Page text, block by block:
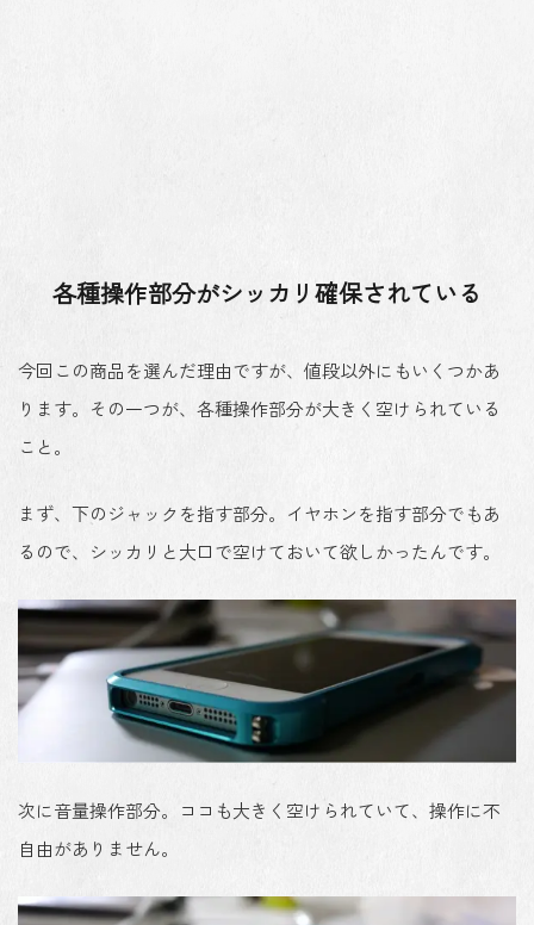
各種操作部分がシッカリ確保されている
今回この商品を選んだ理由ですが、値段以外にもいくつかあ
ります。その一つが、各種操作部分が大きく空けられている
こと。
まず、下のジャックを指す部分。イヤホンを指す部分でもあ
るので、シッカリと大口で空けておいて欲しかったんです。
次に音量操作部分。ココも大きく空けられていて、操作に不
自由がありません。